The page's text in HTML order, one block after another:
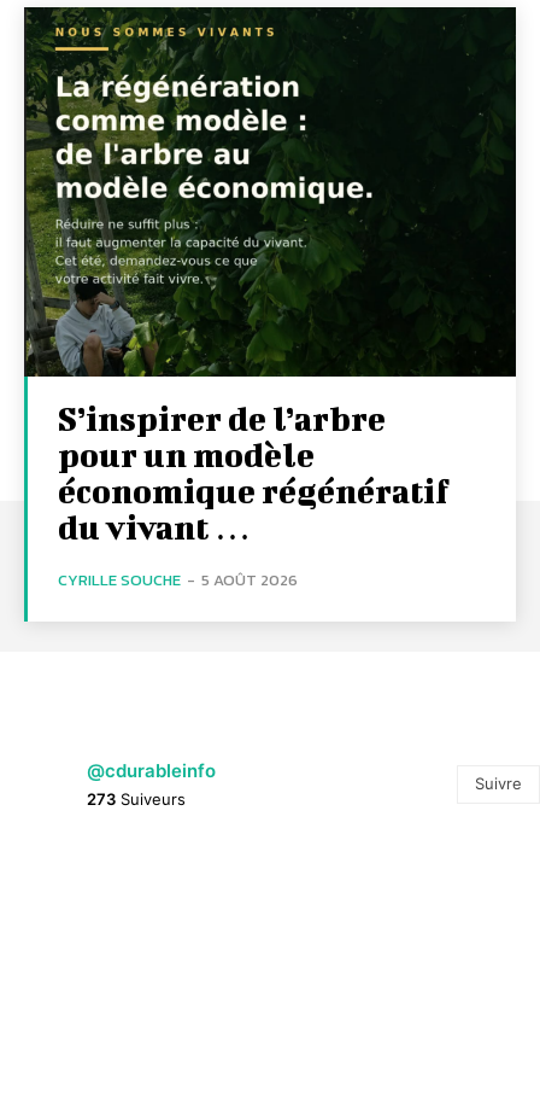
S’inspirer de l’arbre
pour un modèle
économique régénératif
du vivant …
CYRILLE SOUCHE - 5 AOÛT 2026
@cdurableinfo
273 Suiveurs
Suivre